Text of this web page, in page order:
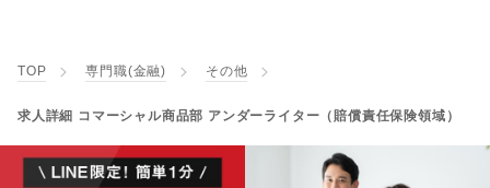
TOP 専門職(金融) その他
求人詳細 コマーシャル商品部 アンダーライター（賠償責任保険領域）